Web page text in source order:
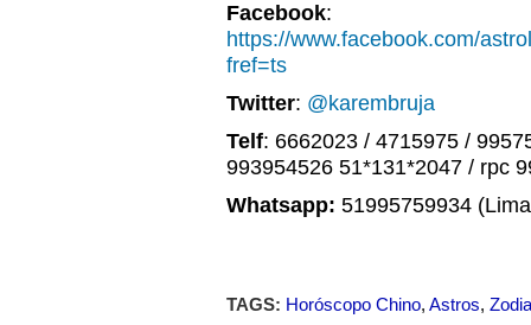
Facebook:
https://www.facebook.com/
fref=ts
Twitter: @karembruja
Telf: 6662023 / 4715975 /
993954526 51*131*2047 / rpc
Whatsapp: 51995759934
TAGS: Horóscopo Chino, Astros,